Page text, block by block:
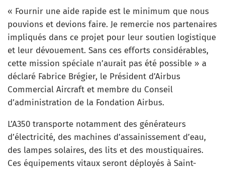
« Fournir une aide rapide est le minimum que nous
pouvions et devions faire. Je remercie nos partenaires
impliqués dans ce projet pour leur soutien logistique
et leur dévouement. Sans ces efforts considérables,
cette mission spéciale n’aurait pas été possible » a
déclaré Fabrice Brégier, le Président d’Airbus
Commercial Aircraft et membre du Conseil
d’administration de la Fondation Airbus.
L’A350 transporte notamment des générateurs
d’électricité, des machines d’assainissement d’eau,
des lampes solaires, des lits et des moustiquaires.
Ces équipements vitaux seront déployés à Saint-